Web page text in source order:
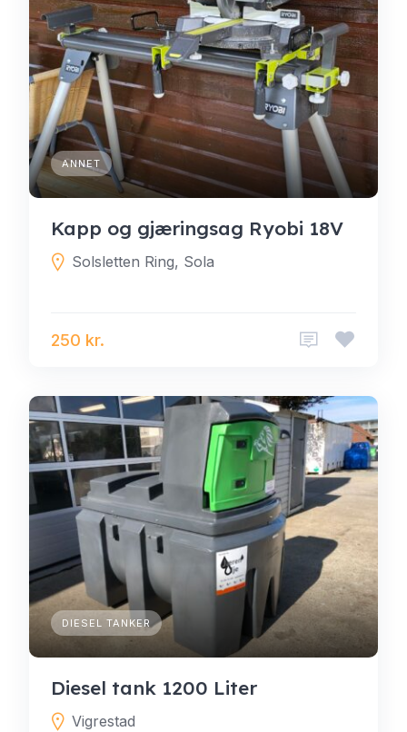
ANNET
Kapp og gjæringsag Ryobi 18V
Solsletten Ring, Sola
250 kr.
DIESEL TANKER
Diesel tank 1200 Liter
Vigrestad